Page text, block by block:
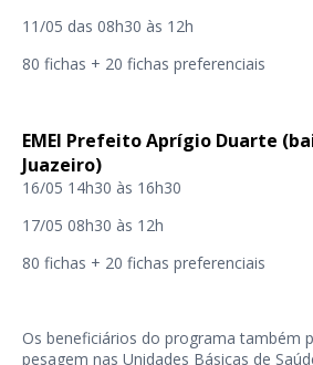
11/05 das 08h30 às 12h
80 fichas + 20 fichas preferenciais
EMEI Prefeito Aprígio Duarte
Juazeiro)
16/05 14h30 às 16h30
17/05 08h30 às 12h
80 fichas + 20 fichas preferenciais
Os beneficiários do programa também
pesagem nas Unidades Básicas de